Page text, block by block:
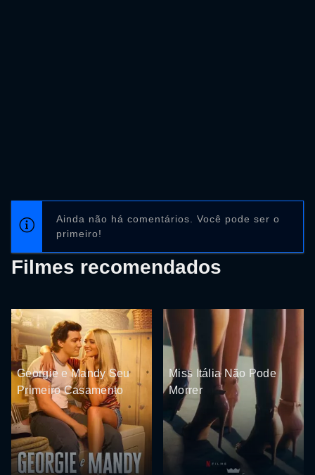
Ainda não há comentários. Você pode ser o
primeiro!
Filmes recomendados
Georgie e Mandy Seu
Primeiro Casamento
Miss Itália Não Pode
Morrer